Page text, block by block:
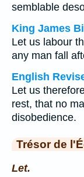
semblable
King James
Let us labour
any man fall
English
Let us
rest, that no
disobedience.
Trésor de
Let.